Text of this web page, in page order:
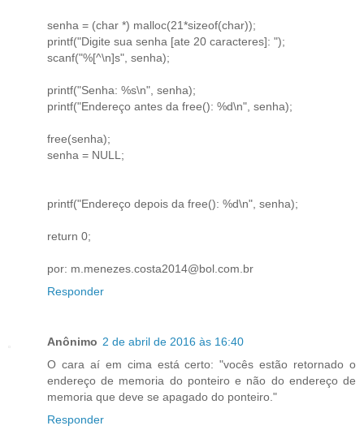
senha = (char *) malloc(21*sizeof(char));
printf("Digite sua senha [ate 20 caracteres]: ");
scanf("%[^\n]s", senha);
printf("Senha: %s\n", senha);
printf("Endereço antes da free(): %d\n", senha);
free(senha);
senha = NULL;
printf("Endereço depois da free(): %d\n", senha);
return 0;
por: m.menezes.costa2014@bol.com.br
Responder
Anônimo 2 de abril de 2016 às 16:40
O cara aí em cima está certo: "vocês estão retornado o
endereço de memoria do ponteiro e não do endereço de
memoria que deve se apagado do ponteiro."
Responder